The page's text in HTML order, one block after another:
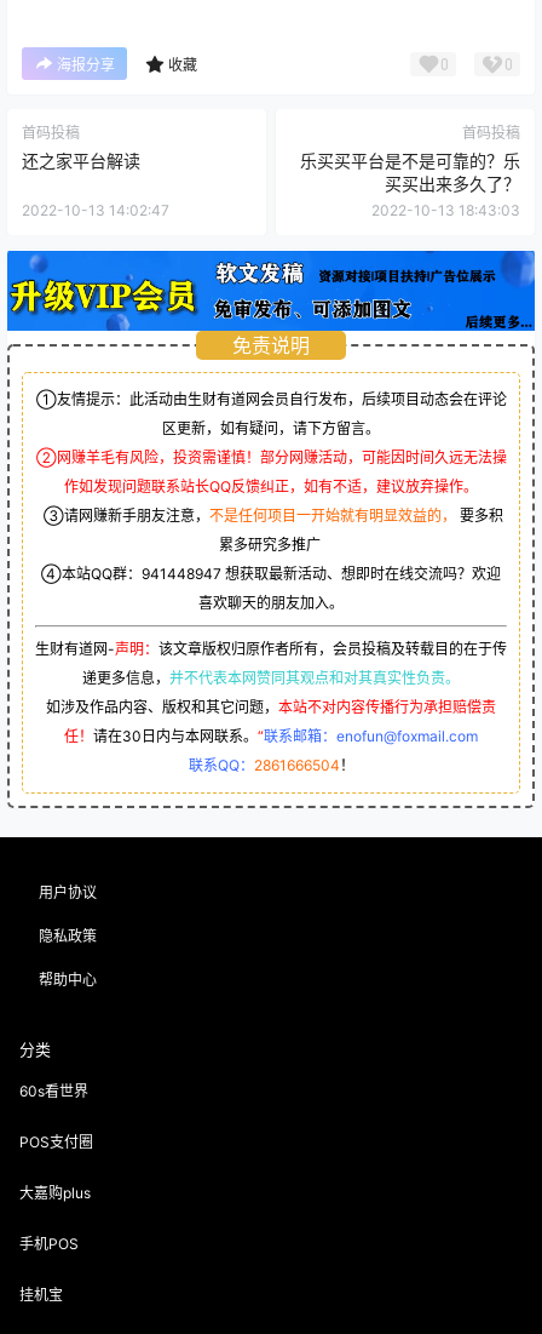
海报分享 收藏 0 0
首码投稿
还之家平台解读
2022-10-13 14:02:47
首码投稿
乐买买平台是不是可靠的？乐
买买出来多久了？
2022-10-13 18:43:03
免责说明
①友情提示：此活动由生财有道网会员自行发布，后续项目动态会在评论
区更新，如有疑问，请下方留言。
②网赚羊毛有风险，投资需谨慎！部分网赚活动，可能因时间久远无法操
作如发现问题联系站长QQ反馈纠正，如有不适，建议放弃操作。
③请网赚新手朋友注意， 不是任何项目一开始就有明显效益的，
要多积
累多研究多推广
④本站QQ群： 941448947 想获取最新活动、想即时在线交流吗？欢迎
喜欢聊天的朋友加入。
生财有道网-声明： 该文章版权归原作者所有，会员投稿及转载目的在于传
递更多信息， 并不代表本网赞同其观点和对其真实性负责。
如涉及作品内容、版权和其它问题， 本站不对内容传播行为承担赔偿责
任！ 请在30日内与本网联系。 “联系邮箱：enofun@foxmail.com
联系QQ： 2861666504 ！
用户协议
隐私政策
帮助中心
分类
60s看世界
POS支付圈
大嘉购plus
手机POS
挂机宝